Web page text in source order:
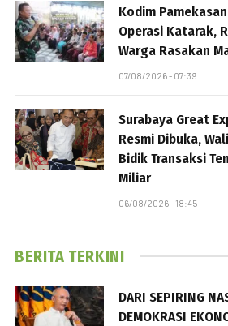
Kodim
Operasi Katarak,
Warga Rasakan
07/08/2026 - 07:39
Surabaya Great
Resmi Dibuka,
Bidik Transaksi
Miliar
06/08/2026 - 18:45
BERITA TERKINI
DARI SEPIRING
DEMOKRASI